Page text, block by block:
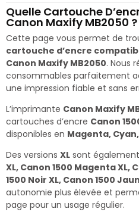
Quelle Cartouche
Canon Maxify MB2050 ?
Cette page vous permet de
cartouche d’encre
Canon Maxify MB2050. Nous
consommables parfaitement
une impression fiable et sans
L’imprimante Canon Maxify
cartouches d’encre Canon
disponibles en Magenta,
Des versions XL sont
XL, Canon 1500 Magenta XL,
1500 Noir XL, Canon 1500
autonomie plus élevée et
page pour un usage régulier.